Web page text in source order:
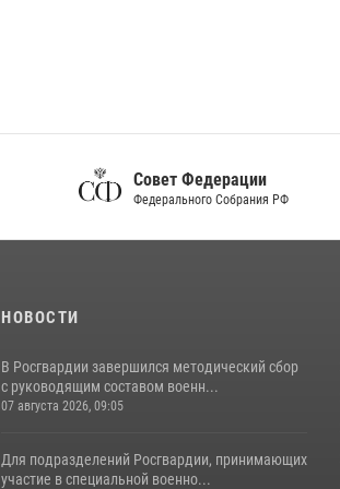
Совет Федерации
Федерального Собрания РФ
НОВОСТИ
В Росгвардии завершился методический сбор
с руководящим составом военн...
07 августа 2026, 09:05
Для подразделений Росгвардии, принимающих
участие в специальной военно...